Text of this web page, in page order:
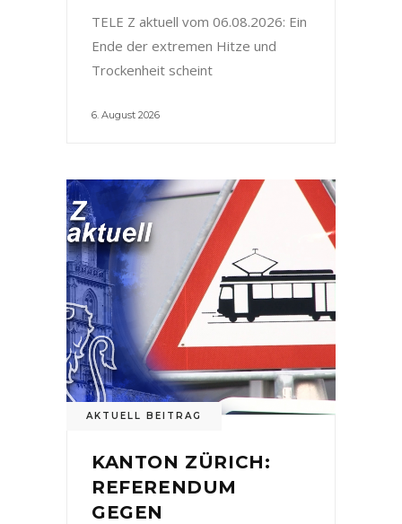
TELE Z aktuell vom 06.08.2026: Ein
Ende der extremen Hitze und
Trockenheit scheint
6. August 2026
AKTUELL BEITRAG
KANTON ZÜRICH:
REFERENDUM
GEGEN